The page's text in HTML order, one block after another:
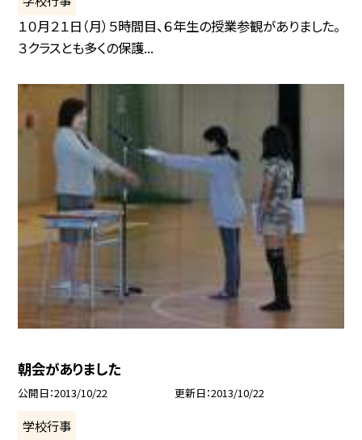
１０月２１日（月）５時間目、６年生の授業参観がありました。
３クラスとも多くの保護...
朝会がありました
公開日 2013/10/22 更新日 2013/10/22
学校行事